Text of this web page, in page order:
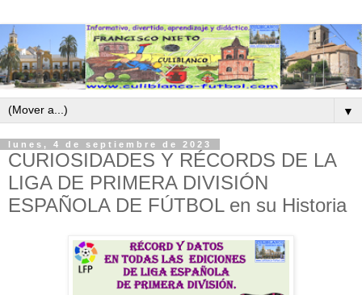
▼
lunes, 4 de septiembre de 2023
CURIOSIDADES Y RÉCORDS DE LA
LIGA DE PRIMERA DIVISIÓN
ESPAÑOLA DE FÚTBOL en su Historia